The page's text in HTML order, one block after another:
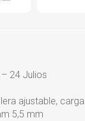
– 24 Julios
ajustable,
5,5 mm